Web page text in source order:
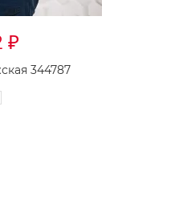
₽
344787